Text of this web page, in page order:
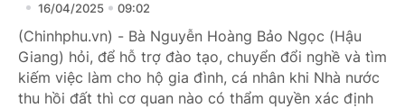
16/04/2025 09:02
(Chinhphu.vn) - Bà Nguyễn Hoàng Bảo Ngọc (Hậu
Giang) hỏi, để hỗ trợ đào tạo, chuyển đổi nghề và tìm
kiếm việc làm cho hộ gia đình, cá nhân khi Nhà nước
thu hồi đất thì cơ quan nào có thẩm quyền xác định